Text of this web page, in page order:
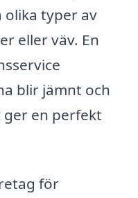
typer av
eller väv. En
blir jämnt och
en perfekt
för